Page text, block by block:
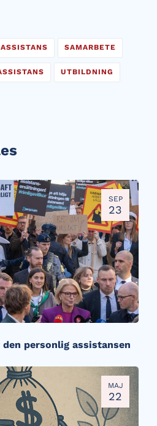
SAMARBETE
UTBILDNING
SEP
23
personlig assistansen
MAJ
22